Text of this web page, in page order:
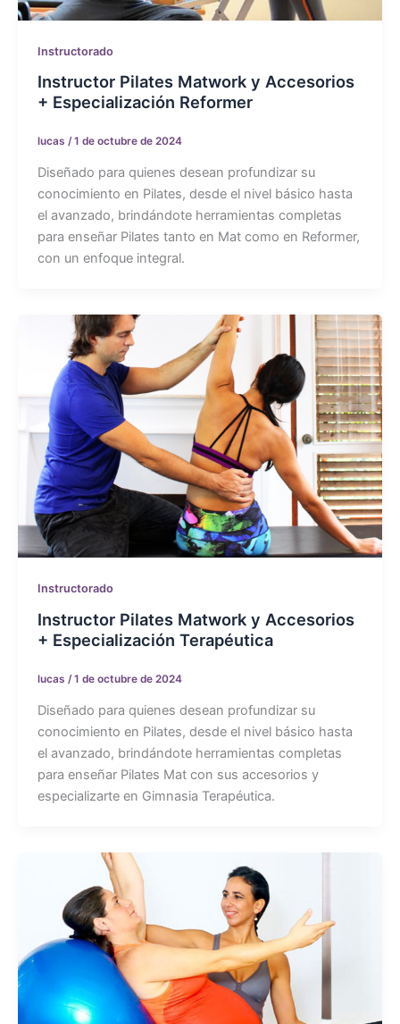
Instructorado
Instructor Pilates Matwork y Accesorios
+ Especialización Reformer
lucas /1 de octubre de 2024
Diseñado para quienes desean profundizar su
conocimiento en Pilates, desde el nivel básico hasta
el avanzado, brindándote herramientas completas
para enseñar Pilates tanto en Mat como en Reformer,
con un enfoque integral.
Instructorado
Instructor Pilates Matwork y Accesorios
+ Especialización Terapéutica
lucas /1 de octubre de 2024
Diseñado para quienes desean profundizar su
conocimiento en Pilates, desde el nivel básico hasta
el avanzado, brindándote herramientas completas
para enseñar Pilates Mat con sus accesorios y
especializarte en Gimnasia Terapéutica.